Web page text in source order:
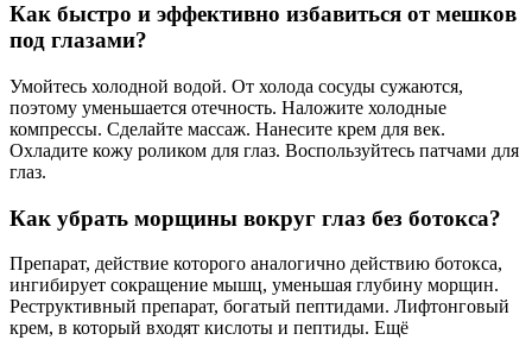
Как быстро и эффективно избавиться от мешков
под глазами?
Умойтесь холодной водой. От холода сосуды сужаются,
поэтому уменьшается отечность. Наложите холодные
компрессы. Сделайте массаж. Нанесите крем для век.
Охладите кожу роликом для глаз. Воспользуйтесь патчами для
глаз.
Как убрать морщины вокруг глаз без ботокса?
Препарат, действие которого аналогично действию ботокса,
ингибирует сокращение мышц, уменьшая глубину морщин.
Реструктивный препарат, богатый пептидами. Лифтонговый
крем, в который входят кислоты и пептиды. Ещё